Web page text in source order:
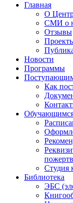
Главная
О
СМИ о
Отзывы
Новости
Программы
Как
Студия
Библиотека
ЭБС